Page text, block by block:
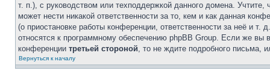
т. п.), с руководством или техподдержкой данного домена. Учтите,
может нести никакой ответственности за то, кем и как данная
(о приостановке работы конференции, ответственности за неё и т.
относятся к программному обеспечению phpBB Group. Если же вы
конференции третьей стороной, то не ждите подробного письма,
Вернуться к началу